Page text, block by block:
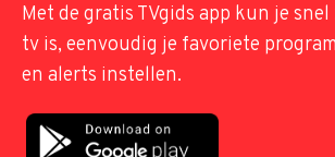
Met de gratis TVgids app kun je
tv is, eenvoudig je favoriete
en alerts instellen.